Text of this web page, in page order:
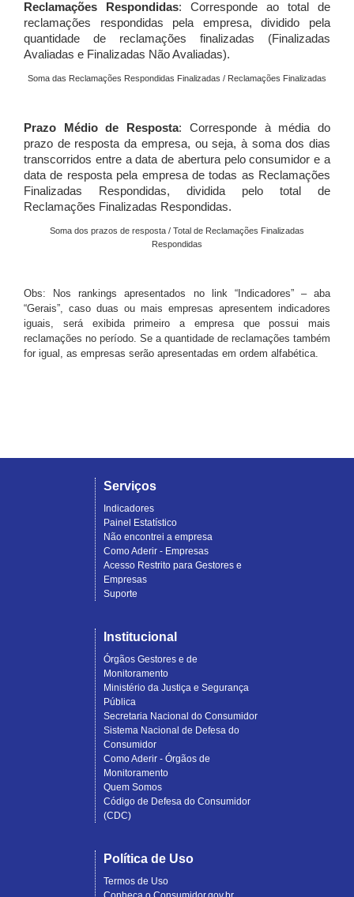
Reclamações Respondidas: Corresponde ao total de
reclamações respondidas pela empresa, dividido pela
quantidade de reclamações finalizadas (Finalizadas
Avaliadas e Finalizadas Não Avaliadas).
Soma das Reclamações Respondidas Finalizadas / Reclamações Finalizadas
Prazo Médio de Resposta: Corresponde à média do
prazo de resposta da empresa, ou seja, à soma dos dias
transcorridos entre a data de abertura pelo consumidor e a
data de resposta pela empresa de todas as Reclamações
Finalizadas Respondidas, dividida pelo total de
Reclamações Finalizadas Respondidas.
Soma dos prazos de resposta / Total de Reclamações Finalizadas
Respondidas
Obs: Nos rankings apresentados no link “Indicadores” – aba
“Gerais”, caso duas ou mais empresas apresentem indicadores
iguais, será exibida primeiro a empresa que possui mais
reclamações no período. Se a quantidade de reclamações também
for igual, as empresas serão apresentadas em ordem alfabética.
Serviços
Indicadores
Painel Estatístico
Não encontrei a empresa
Como Aderir - Empresas
Acesso Restrito para Gestores e
Empresas
Suporte
Institucional
Órgãos Gestores e de
Monitoramento
Ministério da Justiça e Segurança
Pública
Secretaria Nacional do Consumidor
Sistema Nacional de Defesa do
Consumidor
Como Aderir - Órgãos de
Monitoramento
Quem Somos
Código de Defesa do Consumidor
(CDC)
Política de Uso
Termos de Uso